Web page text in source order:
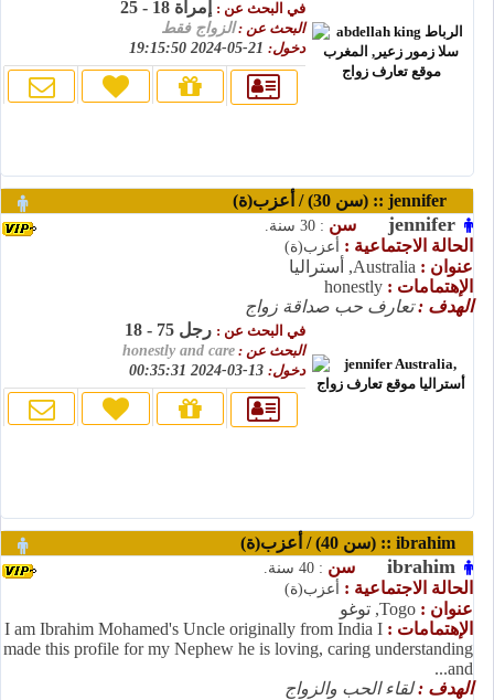
في البحث عن : إمرأة 18 - 25
البحث عن :الزواج فقط
دخول:
jennifer سن : 30 سنة.
الحالة الاجتماعية : أعزب(ة)
عنوان : Australia, أستراليا
الإهتمامات : honestly
الهدف :تعارف حب صداقة زواج
في البحث عن : رجل 75 - 18
البحث عن : honestly and care
دخول:
ibrahim سن : 40 سنة.
الحالة الاجتماعية : أعزب(ة)
عنوان : Togo, توغو
الإهتمامات : I am Ibrahim Mohamed's Uncle originally from India I
made this profile for my Nephew he is loving, caring understanding
and...
الهدف :لقاء الحب والزواج